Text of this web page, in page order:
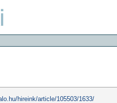
hireink/article/105503/1633/